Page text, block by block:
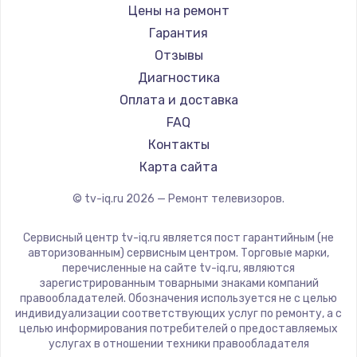
Замена видеокарты
1600 руб.
Ремонт разъема питания
880 руб.
Заказать
Замена видеочипа
Заказать
Замена северного моста
2600 руб.
Заказать
Daewoo
Centek
Telefunken
Hyundai
Doffler
Hiper
Grundig
HITACHI
Yandex
National
iFFALCON
Tuvio
Nord
Цены на ремонт
Гарантия
Отзывы
Диагностика
Оплата и доставка
FAQ
Контакты
Карта сайта
© tv-iq.ru 2026 — Ремонт телевизоров.
Сервисный центр tv-iq.ru является пост гарантийным (не
авторизованным) сервисным центром. Торговые марки,
перечисленные на сайте tv-iq.ru, являются
зарегистрированным товарными знаками компаний
правообладателей. Обозначения используется не с целью
индивидуализации соответствующих услуг по ремонту, а с
целью информирования потребителей о предоставляемых
услугах в отношении техники правообладателя